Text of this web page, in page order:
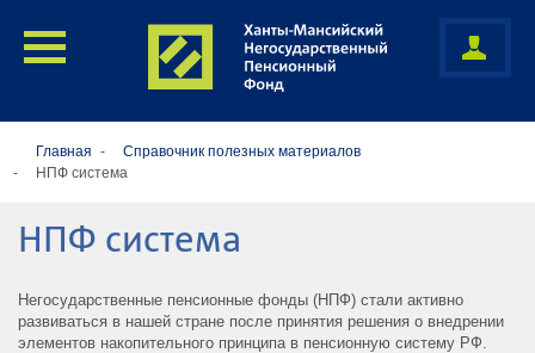
Главная
Cправочник полезных материалов
НПФ система
НПФ система
Негосударственные пенсионные фонды (НПФ) стали активно
развиваться в нашей стране после принятия решения о внедрении
элементов накопительного принципа в пенсионную систему РФ.